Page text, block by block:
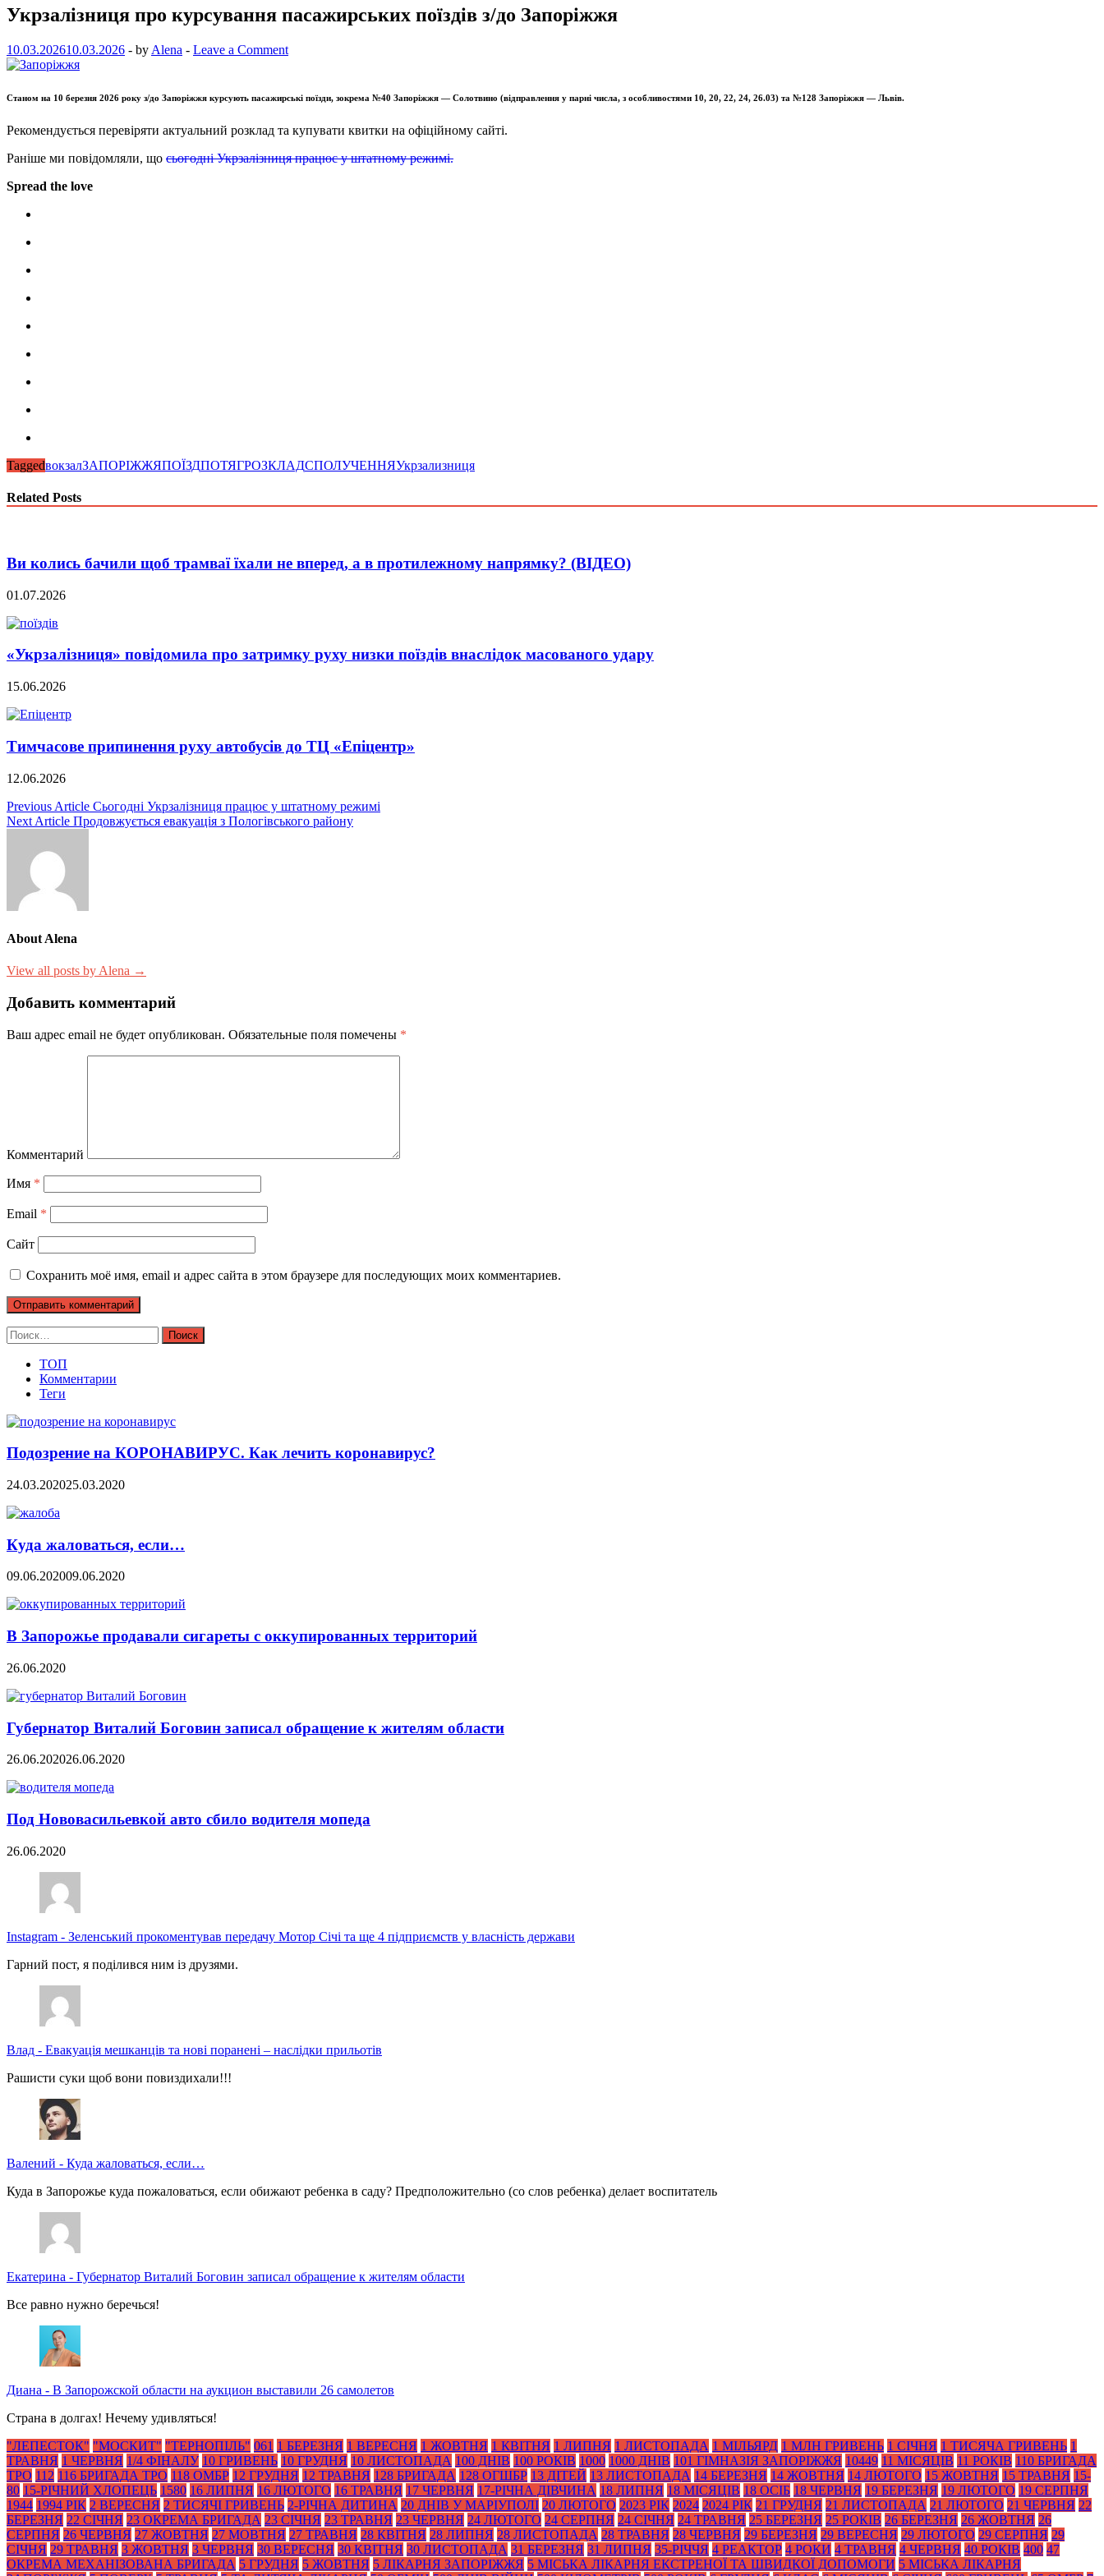
Укрзалізниця про курсування пасажирських поїздів з/до Запоріжжя
10.03.202610.03.2026 - by Alena - Leave a Comment
Станом на 10 березня 2026 року з/до Запоріжжя курсують пасажирські поїзди, зокрема №40 Запоріжжя — Солотвино (відправлення у парні числа, з особливостями 10, 20, 22, 24, 26.03) та №128 Запоріжжя — Львів.
Рекомендується перевіряти актуальний розклад та купувати квитки на офіційному сайті.
Раніше ми повідомляли, що сьогодні Укрзалізниця працює у штатному режимі.
Spread the love
TaggedвокзалЗАПОРІЖЖЯПОЇЗДПОТЯГРОЗКЛАДСПОЛУЧЕННЯУкрзализниця
Related Posts
Ви колись бачили щоб трамваї їхали не вперед, а в протилежному напрямку? (ВІДЕО)
01.07.2026
«Укрзалізниця» повідомила про затримку руху низки поїздів внаслідок масованого удару
15.06.2026
Тимчасове припинення руху автобусів до ТЦ «Епіцентр»
12.06.2026
Навигация
по
записям
Previous Article Сьогодні Укрзалізниця працює у штатному режимі
Next Article Продовжується евакуація з Пологівського району
About Alena
View all posts by Alena →
Добавить комментарий
Ваш адрес email не будет опубликован. Обязательные поля помечены *
Комментарий
Имя *
Email *
Сайт
Сохранить моё имя, email и адрес сайта в этом браузере для последующих моих комментариев.
Найти:
ТОП
Комментарии
Теги
Подозрение на КОРОНАВИРУС. Как лечить коронавирус?
24.03.202025.03.2020
Куда жаловаться, если…
09.06.202009.06.2020
В Запорожье продавали сигареты с оккупированных территорий
26.06.2020
Губернатор Виталий Боговин записал обращение к жителям области
26.06.202026.06.2020
Под Нововасильевкой авто сбило водителя мопеда
26.06.2020
Instagram - Зеленський прокоментував передачу Мотор Січі та ще 4 підприємств у власність держави
Гарний пост, я поділився ним із друзями.
Влад - Евакуація мешканців та нові поранені – наслідки прильотів
Рашисти суки щоб вони повиздихали!!!
Валений - Куда жаловаться, если…
Куда в Запорожье куда пожаловаться, если обижают ребенка в саду? Предположительно (со слов ребенка) делает воспитатель
Екатерина - Губернатор Виталий Боговин записал обращение к жителям области
Все равно нужно беречься!
Диана - В Запорожской области на аукцион выставили 26 самолетов
Страна в долгах! Нечему удивляться!
"ЛЕПЕСТОК" "МОСКИТ" "ТЕРНОПІЛЬ" 061 1 БЕРЕЗНЯ 1 ВЕРЕСНЯ 1 ЖОВТНЯ 1 КВІТНЯ 1 ЛИПНЯ 1 ЛИСТОПАДА 1 МІЛЬЯРД 1 МЛН ГРИВЕНЬ 1 СІЧНЯ 1 ТИСЯЧА ГРИВЕНЬ 1
ТРАВНЯ 1 ЧЕРВНЯ 1/4 ФІНАЛУ 10 ГРИВЕНЬ 10 ГРУДНЯ 10 ЛИСТОПАДА 100 ДНІВ 100 РОКІВ 1000 1000 ДНІВ 101 ГІМНАЗІЯ ЗАПОРІЖЖЯ 10449 11 МІСЯЦІВ 11 РОКІВ 110 БРИГАДА
ТРО 112 116 БРИГАДА ТРО 118 ОМБР 12 ГРУДНЯ 12 ТРАВНЯ 128 БРИГАДА 128 ОГШБР 13 ДІТЕЙ 13 ЛИСТОПАДА 14 БЕРЕЗНЯ 14 ЖОВТНЯ 14 ЛЮТОГО 15 ЖОВТНЯ 15 ТРАВНЯ 15-
80 15-РІЧНИЙ ХЛОПЕЦЬ 1580 16 ЛИПНЯ 16 ЛЮТОГО 16 ТРАВНЯ 17 ЧЕРВНЯ 17-РІЧНА ДІВЧИНА 18 ЛИПНЯ 18 МІСЯЦІВ 18 ОСІБ 18 ЧЕРВНЯ 19 БЕРЕЗНЯ 19 ЛЮТОГО 19 СЕРПНЯ
1944 1994 РІК 2 ВЕРЕСНЯ 2 ТИСЯЧІ ГРИВЕНЬ 2-РІЧНА ДИТИНА 20 ДНІВ У МАРІУПОЛІ 20 ЛЮТОГО 2023 РІК 2024 2024 РІК 21 ГРУДНЯ 21 ЛИСТОПАДА 21 ЛЮТОГО 21 ЧЕРВНЯ 22
БЕРЕЗНЯ 22 СІЧНЯ 23 ОКРЕМА БРИГАДА 23 СІЧНЯ 23 ТРАВНЯ 23 ЧЕРВНЯ 24 ЛЮТОГО 24 СЕРПНЯ 24 СІЧНЯ 24 ТРАВНЯ 25 БЕРЕЗНЯ 25 РОКІВ 26 БЕРЕЗНЯ 26 ЖОВТНЯ 26
СЕРПНЯ 26 ЧЕРВНЯ 27 ЖОВТНЯ 27 МОВТНЯ 27 ТРАВНЯ 28 КВІТНЯ 28 ЛИПНЯ 28 ЛИСТОПАДА 28 ТРАВНЯ 28 ЧЕРВНЯ 29 БЕРЕЗНЯ 29 ВЕРЕСНЯ 29 ЛЮТОГО 29 СЕРПНЯ 29
СІЧНЯ 29 ТРАВНЯ 3 ЖОВТНЯ 3 ЧЕРВНЯ 30 ВЕРЕСНЯ 30 КВІТНЯ 30 ЛИСТОПАДА 31 БЕРЕЗНЯ 31 ЛИПНЯ 35-РІЧЧЯ 4 РЕАКТОР 4 РОКИ 4 ТРАВНЯ 4 ЧЕРВНЯ 40 РОКІВ 400 47
ОКРЕМА МЕХАНІЗОВАНА БРИГАДА 5 ГРУДНЯ 5 ЖОВТНЯ 5 ЛІКАРНЯ ЗАПОРІЖЖЯ 5 МІСЬКА ЛІКАРНЯ ЕКСТРЕНОЇ ТА ШВИДКОЇ ДОПОМОГИ 5 МІСЬКА ЛІКАРНЯ